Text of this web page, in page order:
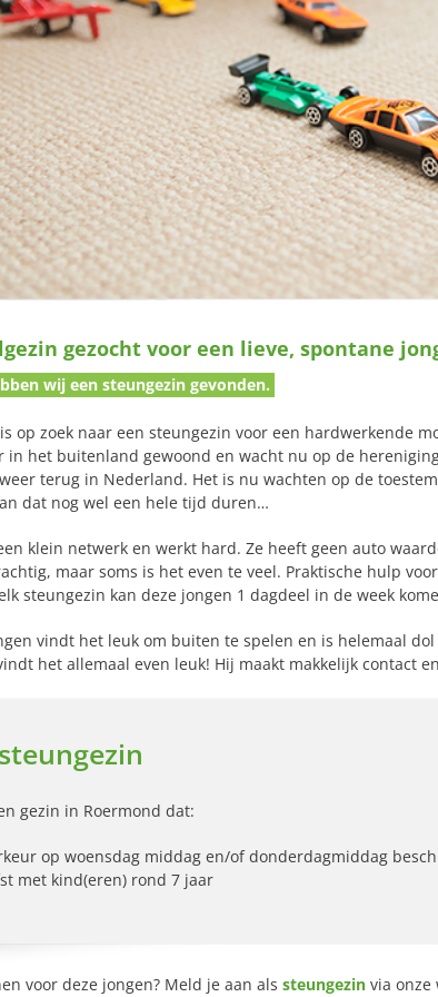
gezocht voor een lieve, spontane
wij een steungezin gevonden.
op zoek naar een steungezin voor een hardwerkende
in het buitenland gewoond en wacht nu op de
terug in Nederland. Het is nu wachten op de
dat nog wel een hele tijd duren…
klein netwerk en werkt hard. Ze heeft geen auto
maar soms is het even te veel. Praktische hulp
steungezin kan deze jongen 1 dagdeel in de week
vindt het leuk om buiten te spelen en is helemaal dol
het allemaal even leuk! Hij maakt makkelijk contact
gezin in Roermond dat:
op woensdag middag en/of donderdagmiddag
met kind(eren) rond 7 jaar
voor deze jongen? Meld je aan als steungezin via